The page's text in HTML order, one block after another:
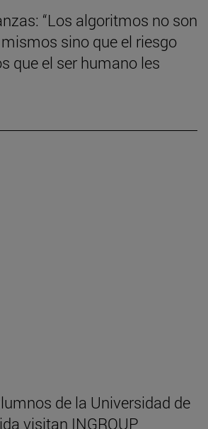
“Los algoritmos no son
sino que el riesgo
que el ser humano les
de la Universidad de
visitan INGROUP